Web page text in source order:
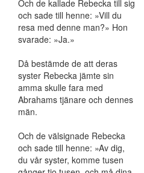
Och de kallade Rebecka till sig
och sade till henne: »Vill du
resa med denne man?» Hon
svarade: »Ja.»
Då bestämde de att deras
syster Rebecka jämte sin
amma skulle fara med
Abrahams tjänare och dennes
män.
Och de välsignade Rebecka
och sade till henne: »Av dig,
du vår syster, komme tusen